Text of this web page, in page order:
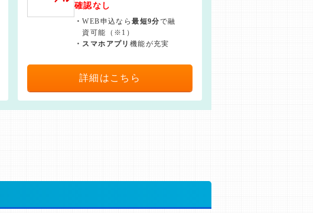
確認なし
・WEB申込なら最短9分で融
資可能（※1）
・ スマホアプリ 機能が充実
詳細はこちら